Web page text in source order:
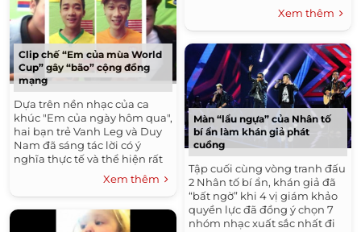
Clip chế “Em của mùa World
Cup” gây “bão” cộng đồng
mạng
Dựa trên nền nhạc của ca
khúc "Em của ngày hôm qua",
hai bạn trẻ Vanh Leg và Duy
Nam đã sáng tác lời có ý
nghĩa thực tế và thể hiện rất
hay bài nhạc chế "Em của
mùa World Cup". Sau 1 ngày
đưa lên mạng,...
Xem thêm
Xem thêm
Màn “lẩu ngựa” của Nhân tố
bí ẩn làm khán giả phát
cuồng
Tập cuối cùng vòng tranh đấu
2 Nhân tố bí ẩn, khán giả đã
“bất ngờ” khi 4 vị giám khảo
quyền lực đã đồng ý chọn 7
nhóm nhạc xuất sắc nhất đi